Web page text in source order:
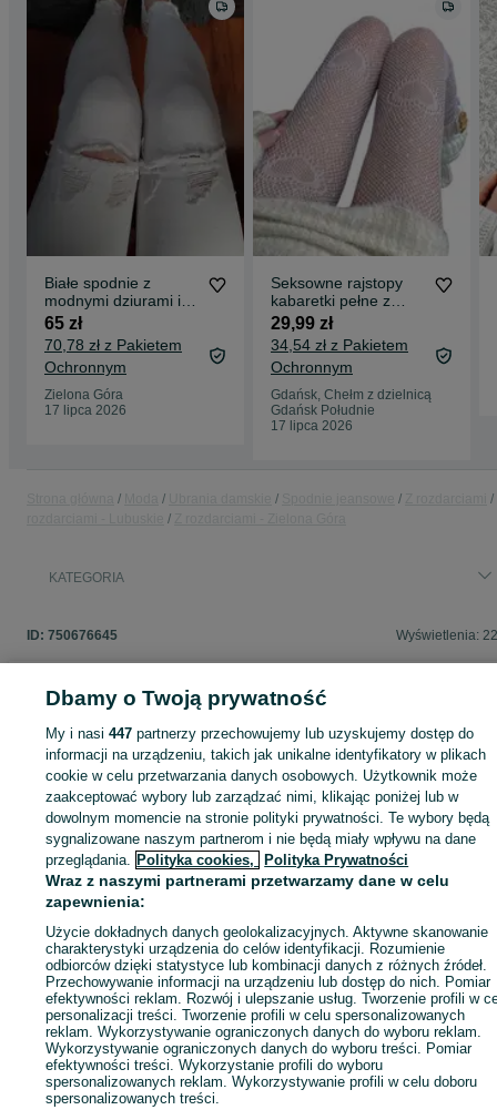
Białe spodnie z
modnymi dziurami i
przetarciami, XS
65 zł
70,78 zł z Pakietem
Ochronnym
Zielona Góra
17 lipca 2026
Seksowne rajstopy
kabaretki pełne z
wzorem serca biały
29,99 zł
34,54 zł z Pakietem
Ochronnym
Gdańsk, Chełm z dzielnicą
Gdańsk Południe
17 lipca 2026
KATEGORIA
ID: 750676645 Wyświetlenia:
Zaloguj się lub załóż konto na OLX, aby skontaktować się z
sprzedającym
Zaloguj się / Załóż konto
Wyślij wiadomość Kup
Dbamy o Twoją prywatność
My i nasi447 partnerzy przechowujemy lub uzyskujemy dostęp do
informacji na urządzeniu, takich jak unikalne identyfikatory w plikach
cookie w celu przetwarzania danych osobowych. Użytkownik może
zaakceptować wybory lub zarządzać nimi, klikając poniżej lub w
dowolnym momencie na stronie polityki prywatności. Te wybory będą
sygnalizowane naszym partnerom i nie będą miały wpływu na dane
przeglądania. Polityka cookies, Polityka Prywatności
Wraz z naszymi partnerami przetwarzamy dane w celu
zapewnienia:
Użycie dokładnych danych geolokalizacyjnych. Aktywne skanowanie
charakterystyki urządzenia do celów identyfikacji. Rozumienie
odbiorców dzięki statystyce lub kombinacji danych z różnych źródeł.
Przechowywanie informacji na urządzeniu lub dostęp do nich. Pomiar
efektywności reklam. Rozwój i ulepszanie usług. Tworzenie profili w
personalizacji treści. Tworzenie profili w celu spersonalizowanych
reklam. Wykorzystywanie ograniczonych danych do wyboru reklam.
Wykorzystywanie ograniczonych danych do wyboru treści. Pomiar
efektywności treści. Wykorzystanie profili do wyboru
spersonalizowanych reklam. Wykorzystywanie profili w celu doboru
spersonalizowanych treści.